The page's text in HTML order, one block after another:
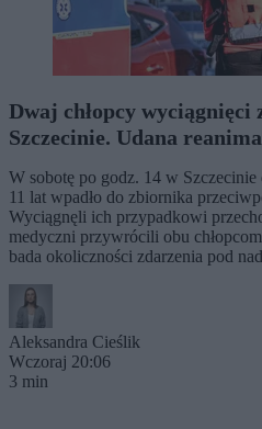
Dwaj chłopcy wyciągnięci
Szczecinie. Udana
W sobotę po godz. 14 w
11 lat wpadło do zbiornika
Wyciągnęli ich przypadkowi
medyczni przywrócili obu
bada okoliczności zdarzenia pod
Aleksandra Cieślik
Wczoraj 20:06
3 min